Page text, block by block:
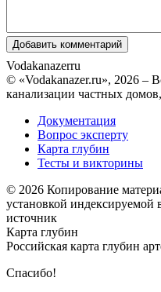
Vodakanazerru
© «Vodakanazer.ru», 2026 –
канализации частных
Документация
Вопрос эксперту
Карта глубин
Тесты и викторины
© 2026 Копирование
установкой индексируемой
источник
Карта глубин
Российская карта глубин
Спасибо!